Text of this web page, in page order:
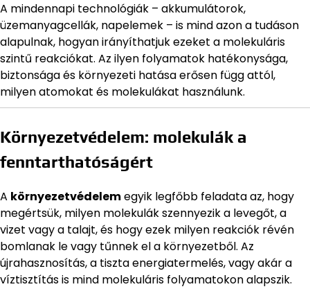
A mindennapi technológiák – akkumulátorok,
üzemanyagcellák, napelemek – is mind azon a tudáson
alapulnak, hogyan irányíthatjuk ezeket a molekuláris
szintű reakciókat. Az ilyen folyamatok hatékonysága,
biztonsága és környezeti hatása erősen függ attól,
milyen atomokat és molekulákat használunk.
Környezetvédelem: molekulák a
fenntarthatóságért
A környezetvédelemegyik legfőbb feladata az, hogy
megértsük, milyen molekulák szennyezik a levegőt, a
vizet vagy a talajt, és hogy ezek milyen reakciók révén
bomlanak le vagy tűnnek el a környezetből. Az
újrahasznosítás, a tiszta energiatermelés, vagy akár a
víztisztítás is mind molekuláris folyamatokon alapszik.